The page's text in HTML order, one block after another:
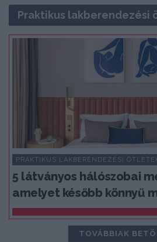
Praktikus lakberendezési
PRAKTIKUS LAKBERENDEZÉSI
5 látványos hálószobai
amelyet később könnyű
TOVÁBBIAK